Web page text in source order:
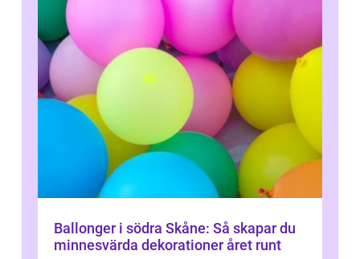
Ballonger i södra Skåne: Så skapar du
minnesvärda dekorationer året runt